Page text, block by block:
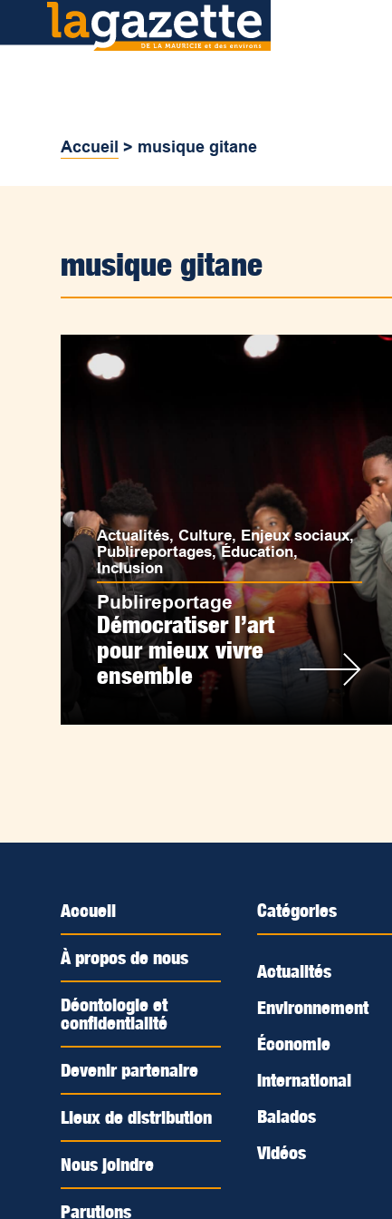
Accueil > musique gitane
musique gitane
Actualités,Culture, Enjeux sociaux,
Publireportages,Éducation,
Inclusion
Publireportage
Démocratiser l’art
pour mieux vivre
ensemble
Accueil
À propos de nous
Déontologie et
confidentialité
Devenir partenaire
Lieux de distribution
Nous joindre
Parutions
Catégories
Actualités
Environnement
Économie
International
Balados
Vidéos